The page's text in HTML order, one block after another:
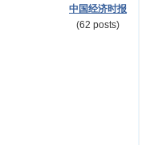
中国经济时报
(62 posts)